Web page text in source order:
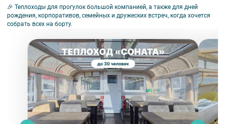
🎉 Теплоходы для прогулок большой компанией, а также для дней
рождения, корпоративов, семейных и дружеских встреч, когда хочется
собрать всех на борту.